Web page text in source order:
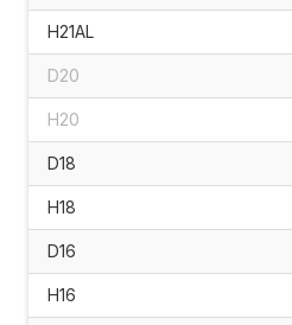
H21AL
D20
H20
D18
H18
D16
H16